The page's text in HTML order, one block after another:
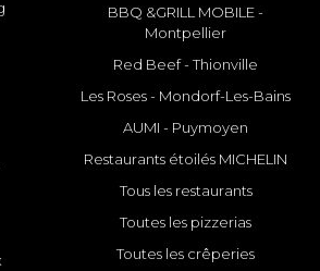
BBQ &GRILL MOBILE -
Montpellier
Red Beef - Thionville
Les Roses - Mondorf-Les-Bains
AUMI - Puymoyen
Restaurants étoilés MICHELIN
Tous les restaurants
Toutes les pizzerias
Toutes les crêperies